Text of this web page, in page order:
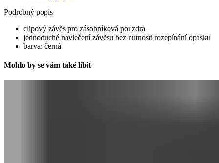
Podrobný popis
clipový závěs pro zásobníková pouzdra
jednoduché navlečení závěsu bez nutnosti rozepínání opasku
barva: černá
Mohlo by se vám také líbit